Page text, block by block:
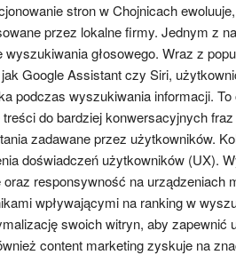
stron w Chojnicach
przez lokalne firmy. Jednym z
wyszukiwania głosowego. Wraz z
Google Assistant czy Siri,
podczas wyszukiwania informacji.
do bardziej konwersacyjnych
zadawane przez użytkowników.
doświadczeń użytkowników (UX).
oraz responsywność na urządzeniach
wpływającymi na ranking w
swoich witryn, aby zapewnić
content marketing zyskuje na